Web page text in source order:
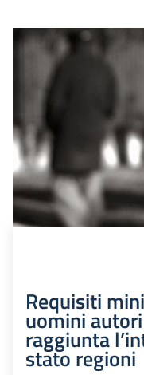
Requisiti
uomini
raggiunta
stato regioni